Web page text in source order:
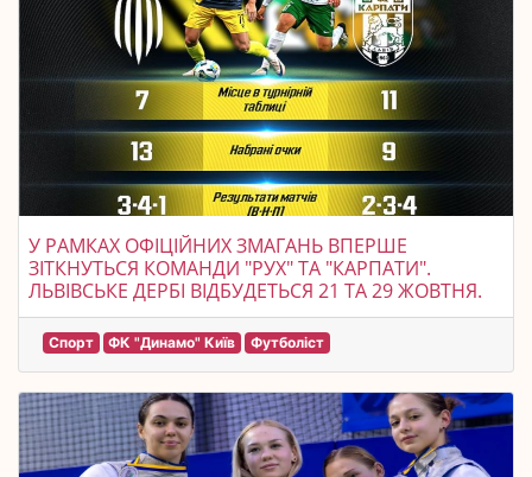
У РАМКАХ ОФІЦІЙНИХ ЗМАГАНЬ ВПЕРШЕ
ЗІТКНУТЬСЯ КОМАНДИ "РУХ" ТА "КАРПАТИ".
ЛЬВІВСЬКЕ ДЕРБІ ВІДБУДЕТЬСЯ 21 ТА 29 ЖОВТНЯ.
Спорт ФК "Динамо" Київ Футболіст